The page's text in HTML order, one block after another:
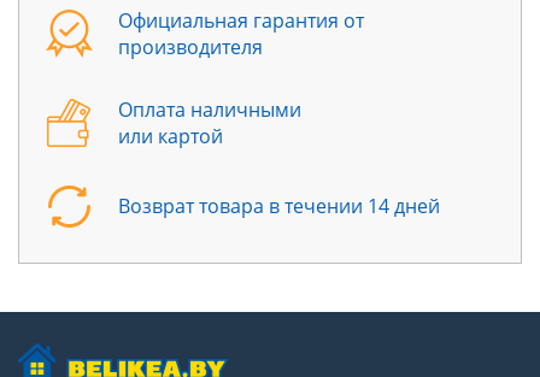
Официальная гарантия от
производителя
Оплата наличными
или картой
Возврат товара в течении 14 дней